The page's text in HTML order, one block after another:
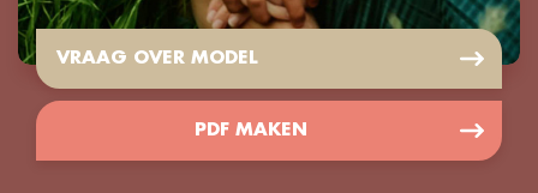
VRAAG OVER MODEL
PDF MAKEN